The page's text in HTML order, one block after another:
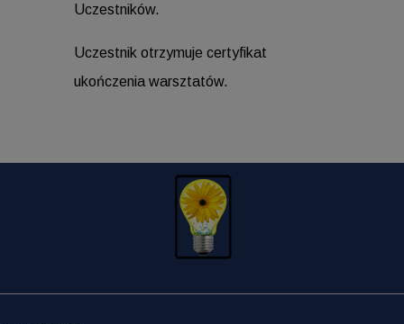
Uczestników.
Uczestnik otrzymuje certyfikat
ukończenia warsztatów.